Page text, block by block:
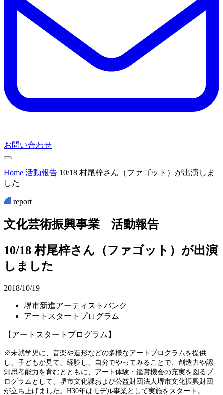
お問い合わせ
Home 活動報告 10/18 村尾梓さん（ファゴット）が出演しま
した
report
文化芸術振興事業 活動報告
10/18 村尾梓さん（ファゴット）が出演
しました
2018/10/19
堺市新進アーティストバンク
アートスタートプログラム
【アートスタートプログラム】
※未就学児に、音楽や造形などの多様なアートプログラムを提供
し、子どもが見て、経験し、自分でやってみることで、創造力や認
知思考能力を育むとともに、アート体験・鑑賞機会の充実を図るプ
ログラムとして、堺市文化課および公益財団法人堺市文化振興財団
が立ち上げました。H30年はモデル事業として実施をスタート。